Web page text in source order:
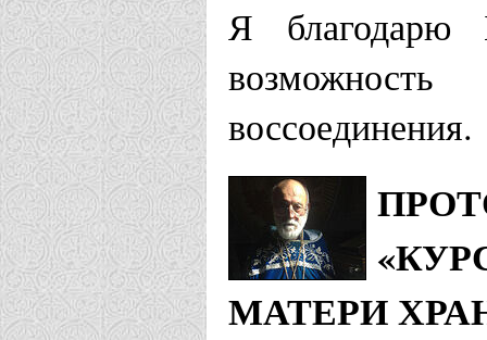
Я
воссоединения.
МАТЕРИ